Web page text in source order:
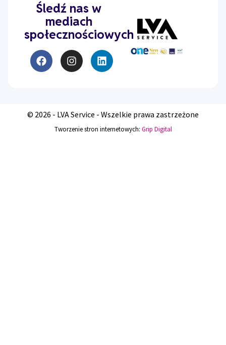
Śledź nas w
mediach
społecznościowych
© 2026 - LVA Service - Wszelkie prawa zastrzeżone
Tworzenie stron internetowych: Grip Digital